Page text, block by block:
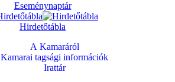
Eseménynaptár
Hirdetőtábla
A Kamaráról
Kamarai tagsági információk
Irattár